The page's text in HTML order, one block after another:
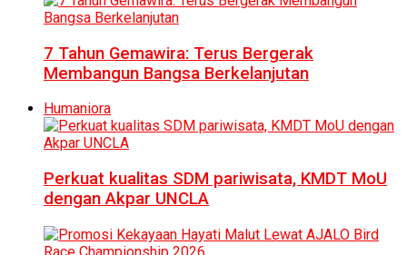
7 Tahun Gemawira: Terus Bergerak
Membangun Bangsa Berkelanjutan
Humaniora
Perkuat kualitas SDM pariwisata, KMDT MoU
dengan Akpar UNCLA